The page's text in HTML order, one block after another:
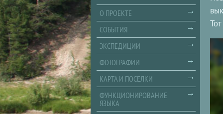
О ПРОЕКТЕ
СОБЫТИЯ
ЭКСПЕДИЦИИ
ФОТОГРАФИИ
КАРТА И ПОСЕЛКИ
ФУНКЦИОНИРОВАНИЕ
ЯЗЫКА